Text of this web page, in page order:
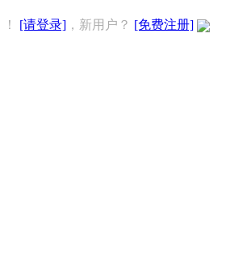
[请登录] ，新用户？ [免费注册]